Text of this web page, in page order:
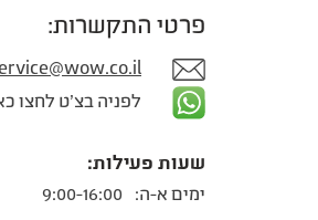
פרטי התקשרות:
לפניה בצ'ט לחצו
שעות פעילות:
ימים א-ה: